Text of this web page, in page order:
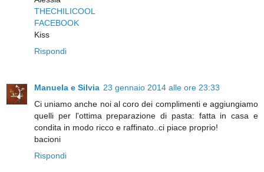
THECHILICOOL
FACEBOOK
Kiss
Rispondi
Manuela e Silvia 23 gennaio 2014 alle ore 23:33
Ci uniamo anche noi al coro dei complimenti e aggiungiamo
quelli per l'ottima preparazione di pasta: fatta in casa e
condita in modo ricco e raffinato..ci piace proprio!
bacioni
Rispondi